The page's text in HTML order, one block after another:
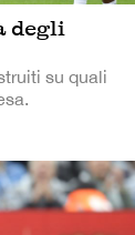
degli
su quali